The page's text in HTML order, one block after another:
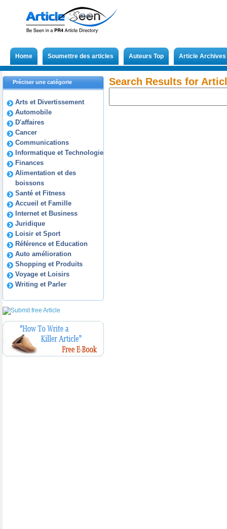
Home Soumettre des articles Auteurs Top Article Archives
Préciser une catégorie
Arts et Divertissement
Automobile
D'affaires
Cancer
Communications
Informatique et Technologie
Finances
Alimentation et des
boissons
Santé et Fitness
Accueil et Famille
Internet et Business
Juridique
Loisir et Sport
Référence et Education
Auto amélioration
Shopping et Produits
Voyage et Loisirs
Writing et Parler
Search Results for